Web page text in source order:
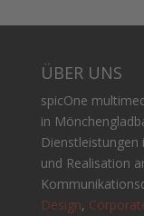
ÜBER UNS
spicOne
in
und Realisation
Design,